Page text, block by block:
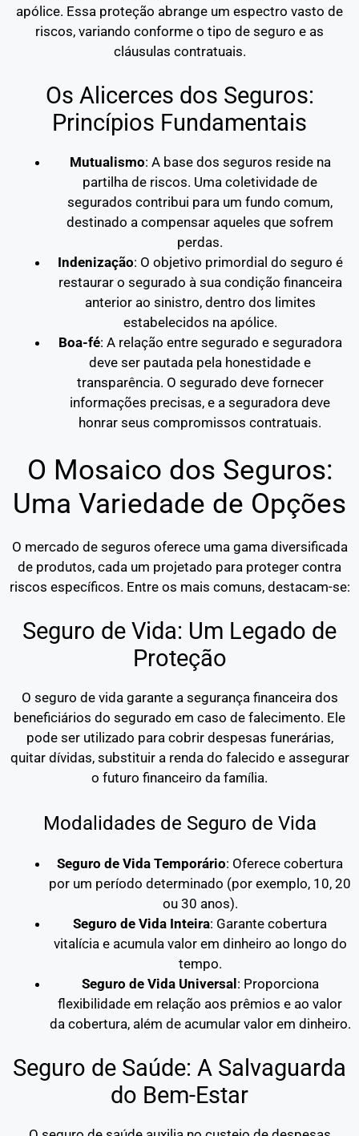
apólice. Essa proteção abrange um espectro vasto de
riscos, variando conforme o tipo de seguro e as
cláusulas contratuais.
Os Alicerces dos Seguros:
Princípios Fundamentais
Mutualismo: A base dos seguros reside na
partilha de riscos. Uma coletividade de
segurados contribui para um fundo comum,
destinado a compensar aqueles que sofrem
perdas.
Indenização: O objetivo primordial do seguro é
restaurar o segurado à sua condição financeira
anterior ao sinistro, dentro dos limites
estabelecidos na apólice.
Boa-fé: A relação entre segurado e seguradora
deve ser pautada pela honestidade e
transparência. O segurado deve fornecer
informações precisas, e a seguradora deve
honrar seus compromissos contratuais.
O Mosaico dos Seguros:
Uma Variedade de Opções
O mercado de seguros oferece uma gama diversificada
de produtos, cada um projetado para proteger contra
riscos específicos. Entre os mais comuns, destacam-se:
Seguro de Vida: Um Legado de
Proteção
O seguro de vida garante a segurança financeira dos
beneficiários do segurado em caso de falecimento. Ele
pode ser utilizado para cobrir despesas funerárias,
quitar dívidas, substituir a renda do falecido e assegurar
o futuro financeiro da família.
Modalidades de Seguro de Vida
Seguro de Vida Temporário: Oferece cobertura
por um período determinado (por exemplo, 10, 20
ou 30 anos).
Seguro de Vida Inteira: Garante cobertura
vitalícia e acumula valor em dinheiro ao longo do
tempo.
Seguro de Vida Universal: Proporciona
flexibilidade em relação aos prêmios e ao valor
da cobertura, além de acumular valor em dinheiro.
Seguro de Saúde: A Salvaguarda
do Bem-Estar